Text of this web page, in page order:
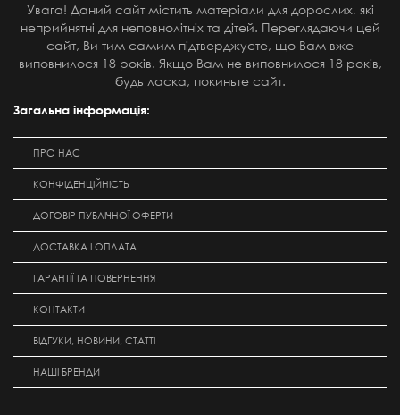
Увага! Даний сайт містить матеріали для дорослих, які
неприйнятні для неповнолітніх та дітей. Переглядаючи цей
сайт, Ви тим самим підтверджуєте, що Вам вже
виповнилося 18 років. Якщо Вам не виповнилося 18 років,
будь ласка, покиньте сайт.
Загальна інформація:
ПРО НАС
КОНФІДЕНЦІЙНІСТЬ
ДОГОВІР ПУБЛІЧНОЇ ОФЕРТИ
ДОСТАВКА І ОПЛАТА
ГАРАНТІЇ ТА ПОВЕРНЕННЯ
КОНТАКТИ
ВІДГУКИ, НОВИНИ, СТАТТІ
НАШІ БРЕНДИ